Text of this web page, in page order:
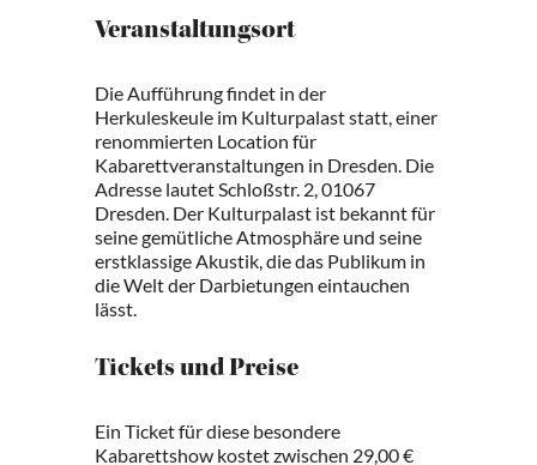
Veranstaltungsort
Die Aufführung findet in der
Herkuleskeule im Kulturpalast statt, einer
renommierten Location für
Kabarettveranstaltungen in Dresden. Die
Adresse lautet Schloßstr. 2, 01067
Dresden. Der Kulturpalast ist bekannt für
seine gemütliche Atmosphäre und seine
erstklassige Akustik, die das Publikum in
die Welt der Darbietungen eintauchen
lässt.
Tickets und Preise
Ein Ticket für diese besondere
Kabarettshow kostet zwischen 29,00 €